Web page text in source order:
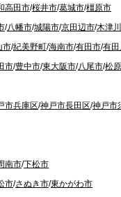
高田市/桜井市/葛城市/橿原市
/八幡市/城陽市/京田辺市/木津
市/紀美野町/海南市/有田市/有
市/豊中市/東大阪市/八尾市/松
市兵庫区/神戸市長田区/神戸市
南市/下松市
市/さぬき市/東かがわ市